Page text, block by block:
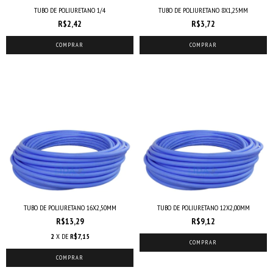
TUBO DE POLIURETANO 1/4
R$2,42
COMPRAR
TUBO DE POLIURETANO 8X1,25MM
R$3,72
COMPRAR
TUBO DE POLIURETANO 16X2,50MM
R$13,29
2 X DE R$7,15
COMPRAR
TUBO DE POLIURETANO 12X2,00MM
R$9,12
COMPRAR